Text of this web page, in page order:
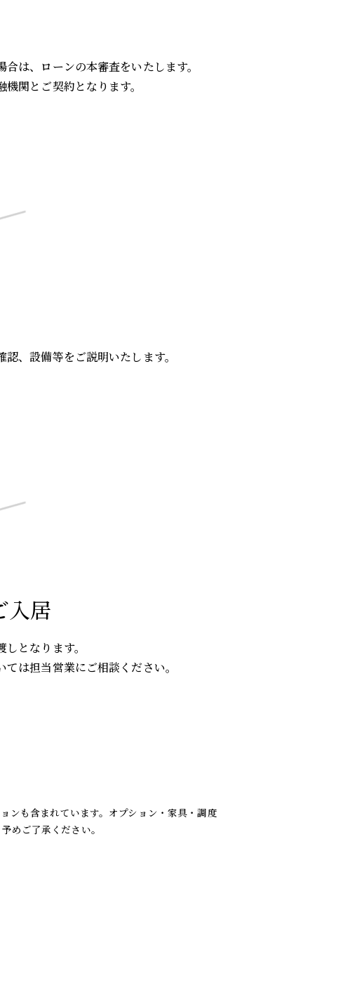
は、ローンの本審査をいたします。
関とご契約となります。
、設備等をご説明いたします。
入居
となります。
は担当営業にご相談ください。
ンも含まれています。オプション・家具・調度
めご了承ください。